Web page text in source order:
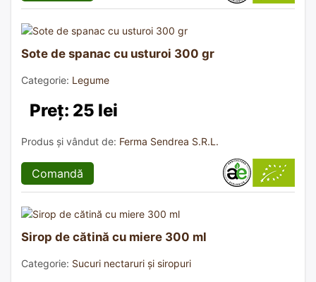
Sote de spanac cu usturoi 300 gr
Categorie: Legume
Preț: 25 lei
Produs și vândut de: Ferma Sendrea S.R.L.
Comandă
Sirop de cătină cu miere 300 ml
Categorie: Sucuri nectaruri și siropuri